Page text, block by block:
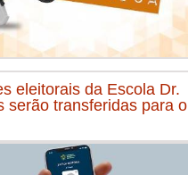
eleitorais da Escola Dr.
serão transferidas para o